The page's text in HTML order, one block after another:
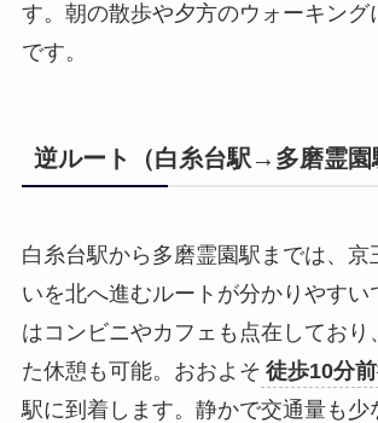
す。朝の散歩や夕方のウォーキング
です。
逆ルート（白糸台駅→多磨霊園
白糸台駅から多磨霊園駅までは、京
いを北へ進むルートが分かりやすい
はコンビニやカフェも点在しており
た休憩も可能。おおよそ 徒歩10分
駅に到着します。静かで交通量も少